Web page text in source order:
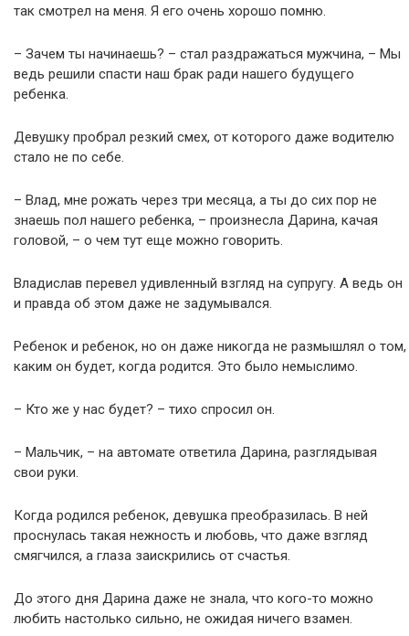
так смотрел на меня. Я его очень хорошо помню.
– Зачем ты начинаешь? – стал раздражаться мужчина, – Мы
ведь решили спасти наш брак ради нашего будущего
ребенка.
Девушку пробрал резкий смех, от которого даже водителю
стало не по себе.
– Влад, мне рожать через три месяца, а ты до сих пор не
знаешь пол нашего ребенка, – произнесла Дарина, качая
головой, – о чем тут еще можно говорить.
Владислав перевел удивленный взгляд на супругу. А ведь он
и правда об этом даже не задумывался.
Ребенок и ребенок, но он даже никогда не размышлял о том,
каким он будет, когда родится. Это было немыслимо.
– Кто же у нас будет? – тихо спросил он.
– Мальчик, – на автомате ответила Дарина, разглядывая
свои руки.
Когда родился ребенок, девушка преобразилась. В ней
проснулась такая нежность и любовь, что даже взгляд
смягчился, а глаза заискрились от счастья.
До этого дня Дарина даже не знала, что кого-то можно
любить настолько сильно, не ожидая ничего взамен.